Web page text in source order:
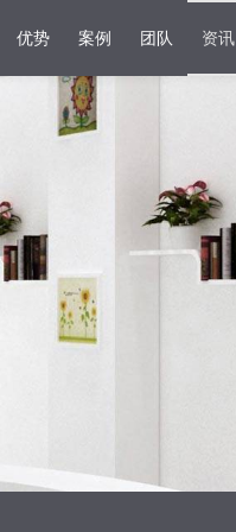
优势 案例 团队 资讯